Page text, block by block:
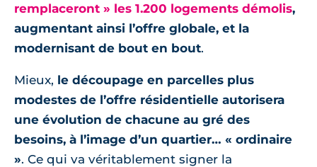
remplaceront » les 1.200 logements démolis,
augmentant ainsi l’offre globale, et la
modernisant de bout en bout.
Mieux, le découpage en parcelles plus
modestes de l’offre résidentielle autorisera
une évolution de chacune au gré des
besoins, à l’image d’un quartier… « ordinaire
». Ce qui va véritablement signer la